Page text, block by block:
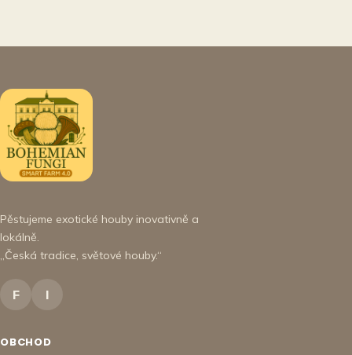
Pěstujeme exotické houby inovativně a
lokálně.
„Česká tradice, světové houby.“
F I
OBCHOD